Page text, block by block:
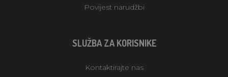
Povijest narudžbi
SLUŽBA ZA KORISNIKE
Kontaktirajte nas